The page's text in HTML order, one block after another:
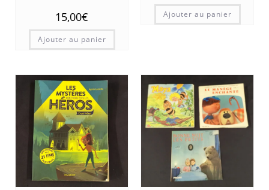
15,00€
Ajouter au panier
Ajouter au panier